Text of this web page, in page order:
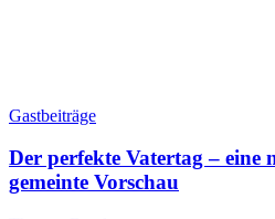
Gastbeiträge
Der perfekte Vatertag – eine
gemeinte Vorschau